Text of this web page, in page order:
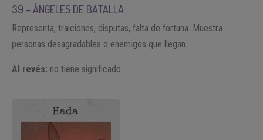
39 – ÁNGELES DE BATALLA
Representa, traiciones, disputas, falta de fortuna. Muestra
personas desagradables o enemigos que llegan.
Al revés: no tiene significado.